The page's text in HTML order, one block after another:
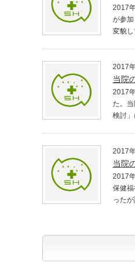
2017
が参
変貌
2017
当院
2017
た。
検討
2017
当院
2017
保健
った